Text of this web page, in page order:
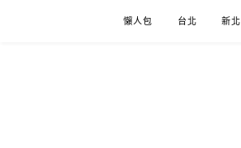
懶人包 台北 新北